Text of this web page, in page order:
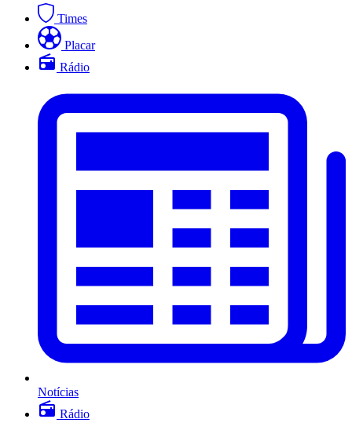
Times
Placar
Rádio
Notícias
Rádio